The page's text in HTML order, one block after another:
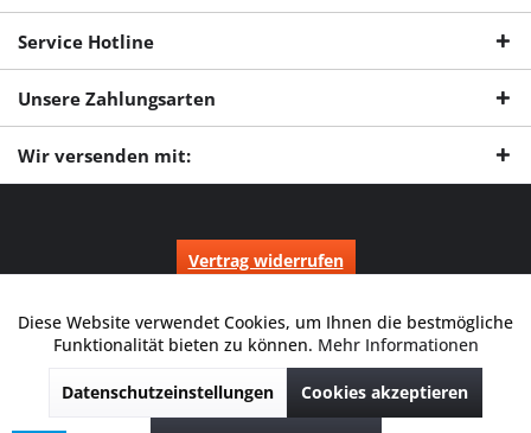
Service Hotline
Unsere Zahlungsarten
Wir versenden mit:
Vertrag widerrufen
Nachnahmegebühren, wenn nicht anders beschrieben.
Durchgestrichene Preise entsprechen dem niedrigsten Verkaufspreis
der letzten 30 Tage. ** Preise beziehen sich auf einen einmal
geforderten Verkaufspreis. UVP: Unverbindliche Preisempfehlung des
Herstellers.
© 2026 Digitale Fotografien | Entwicklung & Support byPro-Webs.de
Funktionale Aktiv
Marketing Inaktiv
Diese Website verwendet Cookies, um Ihnen die bestmögliche
Funktionalität bieten zu können. Mehr Informationen
Datenschutzeinstellungen Cookies akzeptieren